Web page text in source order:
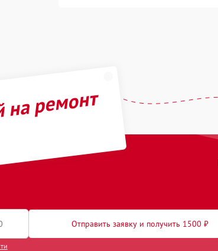
ремонт
Отправить заявку и получить 1500 ₽